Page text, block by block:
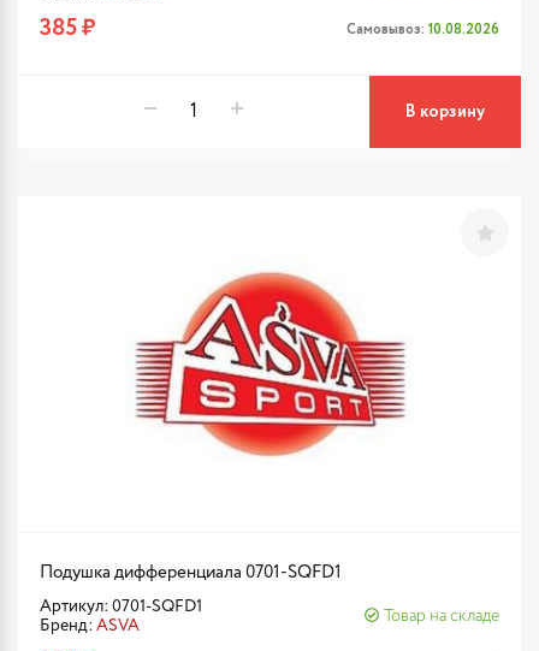
385 ₽ Самовывоз: 10.08.2026
В корзину
Подушка дифференциала 0701-SQFD1
Артикул: 0701-SQFD1
Бренд: ASVA
Товар на складе